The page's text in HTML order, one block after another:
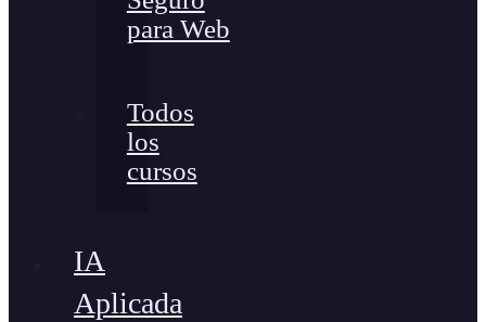
para Web
Todos
los
cursos
IA
Aplicada